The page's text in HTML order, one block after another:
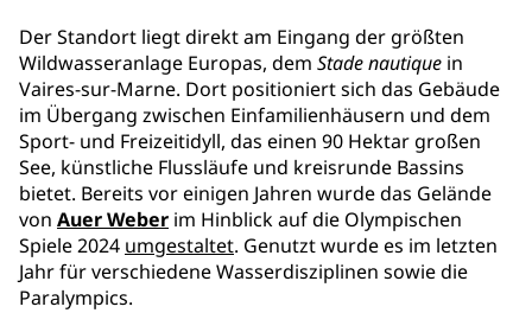
Der Standort liegt direkt am Eingang der größten
Wildwasseranlage Europas, dem Stade nautique in
Vaires-sur-Marne. Dort positioniert sich das Gebäude
im Übergang zwischen Einfamilienhäusern und dem
Sport- und Freizeitidyll, das einen 90 Hektar großen
See, künstliche Flussläufe und kreisrunde Bassins
bietet. Bereits vor einigen Jahren wurde das Gelände
von Auer Weber im Hinblick auf die Olympischen
Spiele 2024 umgestaltet. Genutzt wurde es im letzten
Jahr für verschiedene Wasserdisziplinen sowie die
Paralympics.